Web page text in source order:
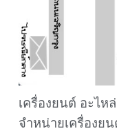
เครื่องยนต์ อะไห
จำหน่ายเครื่องยน